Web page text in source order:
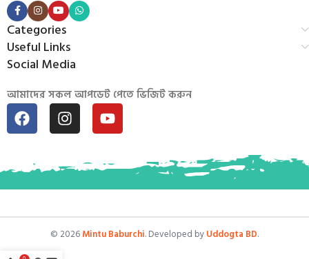
Categories
Useful Links
Social Media
আমাদের সকল আপডেট পেতে ভিজিট করুন
© 2026Mintu Baburchi. Developed byUddogta BD.